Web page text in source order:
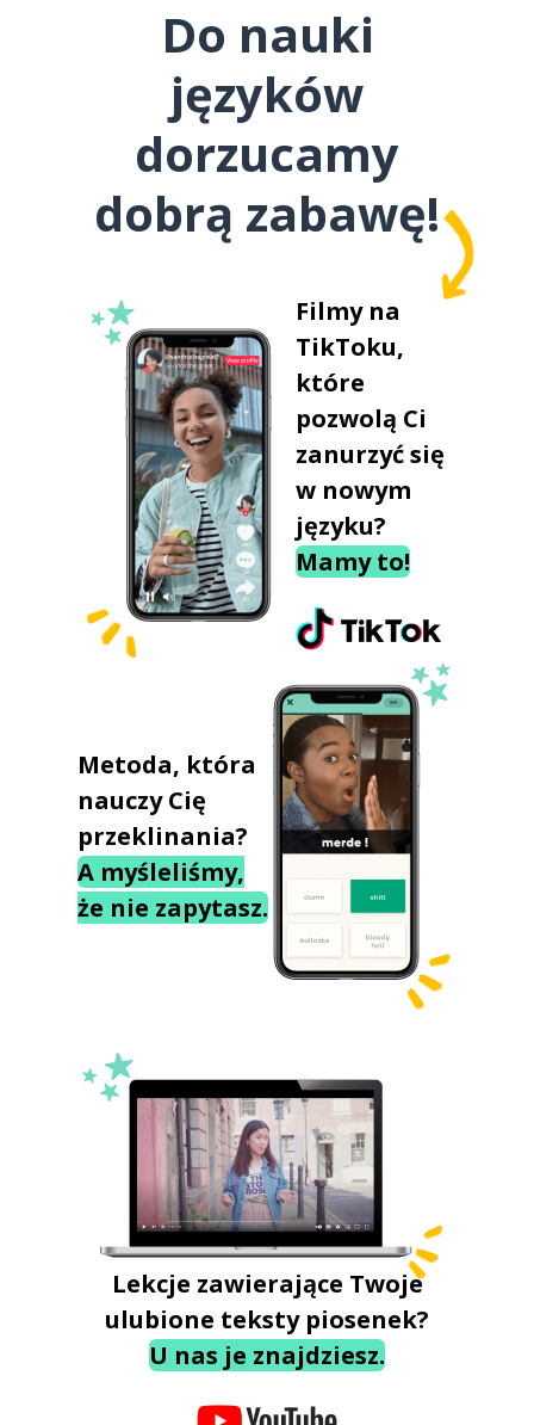
Do nauki
języków
dorzucamy
dobrą zabawę!
Filmy na
TikToku,
które
pozwolą Ci
zanurzyć się
w nowym
języku?
Mamy to!
Metoda, która
nauczy Cię
przeklinania?
A myśleliśmy,
że nie zapytasz.
Lekcje zawierające Twoje
ulubione teksty piosenek?
U nas je znajdziesz.